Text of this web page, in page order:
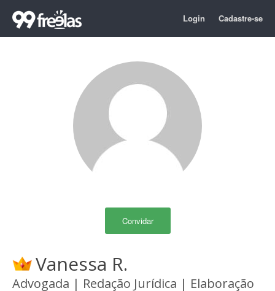
Login Cadastre-se
Convidar
Vanessa R.
Advogada | Redação Jurídica | Elaboração